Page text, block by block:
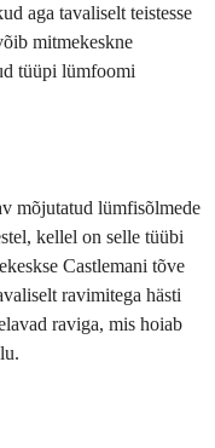
aga tavaliselt teistesse
mitmekeskne
tüüpi lümfoomi
mõjutatud lümfisõlmede
kellel on selle tüübi
Castlemani tõve
ravimitega hästi
raviga, mis hoiab